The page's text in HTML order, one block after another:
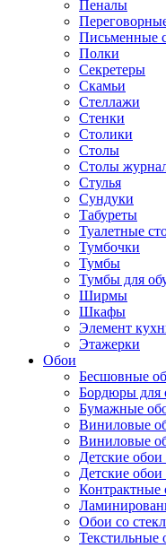
Пеналы
Письменные
Полки
Секретеры
Скамьи
Стеллажи
Стенки
Столики
Столы
Столы
Стулья
Сундуки
Табуреты
Туалетные
Тумбочки
Тумбы
Тумбы для
Ширмы
Шкафы
Элемент
Этажерки
Обои
Бесшовные
Бордюры для
Бумажные
Виниловые
Виниловые
Детские
Детские
Контрактные
Обои со
Текстильные